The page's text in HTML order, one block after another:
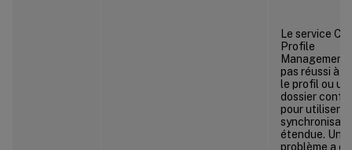
Le service
Profile
Management
pas réussi à
le profil ou un
dossier
pour utiliser la
étendue. Un
problème a